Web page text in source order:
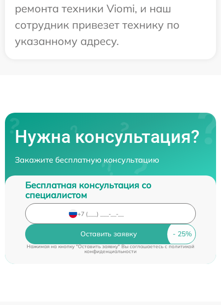
ремонта техники Viomi, и наш
сотрудник привезет технику по
указанному адресу.
Нужна консультация?
Закажите бесплатную консультацию
Бесплатная консультация со
специалистом
Оставить заявку
Нажимая на кнопку "Оставить заявку" Вы соглашаетесь c политикой
конфиденциальности